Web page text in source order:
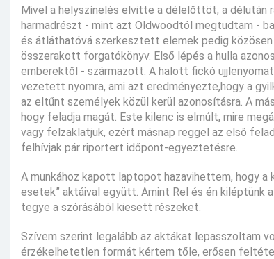
Mivel a helyszínelés elvitte a délelőttöt, a délután
harmadrészt - mint azt Oldwoodtól megtudtam -
és átláthatóvá szerkesztett elemek pedig
összerakott forgatókönyv. Első lépés a hulla
emberektől - származott. A halott fickó
vezetett nyomra, ami azt eredményezte,hogy a
az eltűnt személyek közül kerül azonosításra. A
hogy feladja magát. Este kilenc is elmúlt, mire
vagy felzaklatjuk, ezért másnap reggel az első
felhívjak pár riportert időpont-egyeztetésre.
A munkához kapott laptopot hazavihettem, hogy a
esetek” aktáival együtt. Amint Rel és én kiléptünk
tegye a szórásából kiesett részeket.
Szívem szerint legalább az aktákat lepasszoltam
érzékelhetetlen formát kértem tőle, erősen